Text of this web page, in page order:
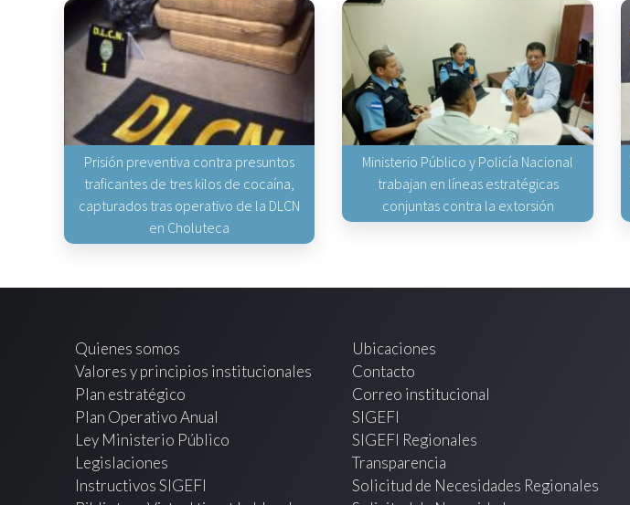
Prisión preventiva contra presuntos
traficantes de tres kilos de cocaína,
capturados tras operativo de la DLCN
en Choluteca
Ministerio Público y Policía Nacional
trabajan en líneas estratégicas
conjuntas contra la extorsión
Quienes somos
Valores y principios institucionales
Plan estratégico
Plan Operativo Anual
Ley Ministerio Público
Legislaciones
Instructivos SIGEFI
Ubicaciones
Contacto
Correo institucional
SIGEFI
SIGEFI Regionales
Transparencia
Solicitud de Necesidades Regionales